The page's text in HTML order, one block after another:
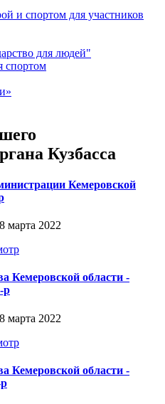
Кузбасса
Кемеровской
марта 2022
Кемеровской области -
р
марта 2022
Кемеровской области -